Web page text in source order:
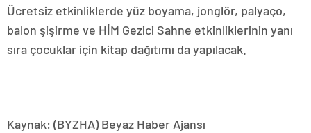
Ücretsiz etkinliklerde yüz boyama, jonglör, palyaço,
balon şişirme ve HİM Gezici Sahne etkinliklerinin yanı
sıra çocuklar için kitap dağıtımı da yapılacak.
Kaynak: (BYZHA) Beyaz Haber Ajansı